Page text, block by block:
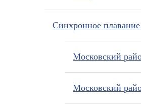
Синхронное плавание
Московский
Московский